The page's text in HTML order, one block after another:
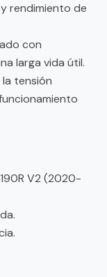
rendimiento de
con
larga vida útil.
tensión
V2 (2020-